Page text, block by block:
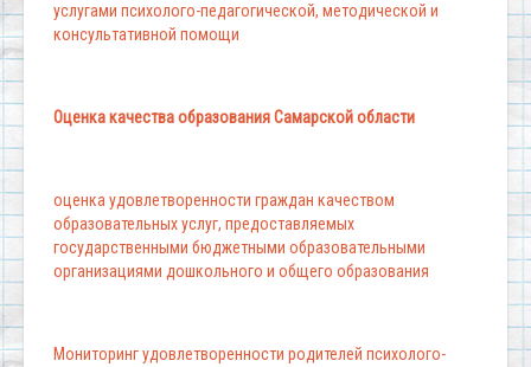
услугами психолого-педагогической, методической и
консультативной помощи
Оценка качества образования Самарской области
оценка удовлетворенности граждан качеством
образовательных услуг, предоставляемых
государственными бюджетными образовательными
организациями дошкольного и общего образования
Мониторинг удовлетворенности родителей психолого-